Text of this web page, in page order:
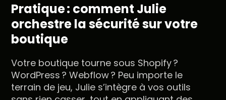
Pratique : comment Julie
orchestre la sécurité sur votre
boutique
Votre boutique tourne sous Shopify ?
WordPress ? Webflow ? Peu importe le
terrain de jeu, Julie s’intègre à vos outils